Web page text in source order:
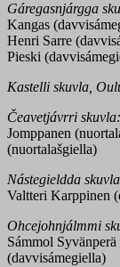
Gáregasnjárgga
Kangas
Henri Sarre
Pieski
Kastelli skuvla,
Čeavetjávrri skuvla:
Jomppanen
(nuortalašgiella)
Nástegieldda
Valtteri Karppinen
Ohcejohnjálmmi
Sámmol S
(davvisámegiella)